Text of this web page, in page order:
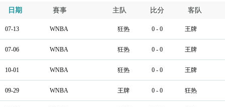
日期 賽事 主队 比分 客队
07-13 WNBA 狂热 0 - 0 王牌
07-06 WNBA 狂热 0 - 0 王牌
10-01 WNBA 狂热 0 - 0 王牌
09-29 WNBA 王牌 0 - 0 狂热